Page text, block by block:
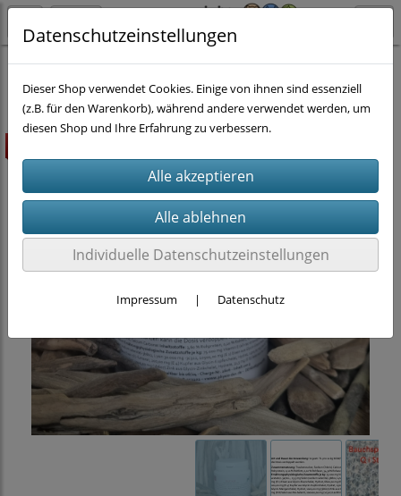
Hund
Datenschutzeinstellungen
Dieser Shop verwendet Cookies. Einige von ihnen sind essenziell
(z.B. für den Warenkorb), während andere verwendet werden, um
diesen Shop und Ihre Erfahrung zu verbessern.
Individuelle Datenschutzeinstellungen
Impressum | Datenschutz